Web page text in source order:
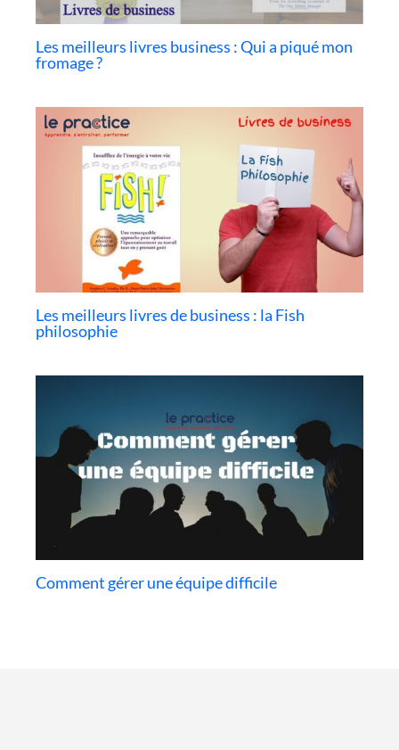
Les meilleurs livres business : Qui a piqué mon
fromage ?
Les meilleurs livres de business : la Fish
philosophie
Comment gérer une équipe difficile